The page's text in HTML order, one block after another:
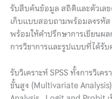
รับสืบค้นข้อมูล สถิติและตัวเล
เก็บแบบสอบถามพร้อมลงรหัส
พร้อมให้คำปรึกษาการเขียนผ
การวิชาการและรูปแบบที่ได้รั
รับวิเคราะห์ SPSS ทั้งการวิเค
ขั้นสูง (Multivariate